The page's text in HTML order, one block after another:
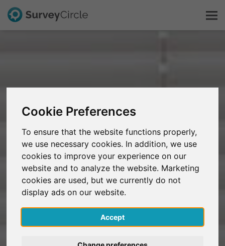
Cookie Preferences
To ensure that the website functions properly,
we use necessary cookies. In addition, we use
cookies to improve your experience on our
website and to analyze the website. Marketing
cookies are used, but we currently do not
display ads on our website.
Accept
FAQ
Registrati gratis
Accedi
English